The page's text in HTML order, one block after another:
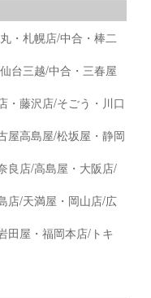
・札幌店/中合・棒二
台三越/中合・三春屋
・藤沢店/そごう・川口
屋高島屋/松坂屋・静岡
良店/高島屋・大阪店/
店/天満屋・岡山店/広
田屋・福岡本店/トキ